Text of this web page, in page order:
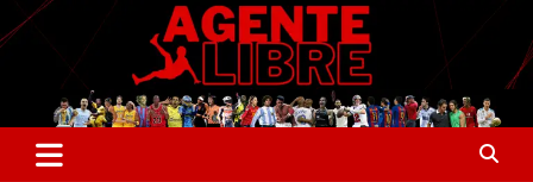
Saltar
al
Agente Libre Digital
La nueva generación del periodismo deportivo.